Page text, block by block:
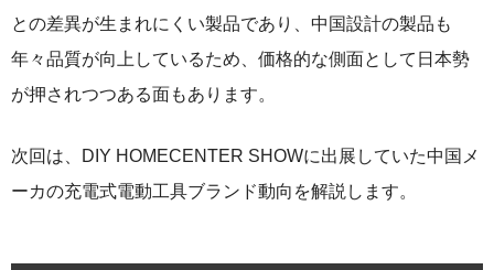
との差異が生まれにくい製品であり、中国設計の製品も
年々品質が向上しているため、価格的な側面として日本勢
が押されつつある面もあります。
次回は、DIY HOMECENTER SHOWに出展していた中国メ
ーカの充電式電動工具ブランド動向を解説します。